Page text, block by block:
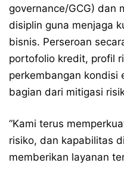
governance/GCG) dan
disiplin guna menjaga
bisnis. Perseroan
portofolio kredit, profil
perkembangan kondisi
bagian dari mitigasi
“Kami terus
risiko, dan kapabilitas
memberikan layanan